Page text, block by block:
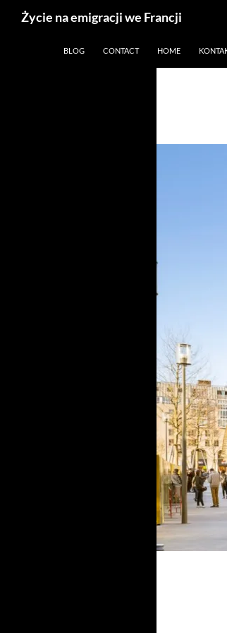
Życie na emigracji we Francji
BLOG CONTACT HOME